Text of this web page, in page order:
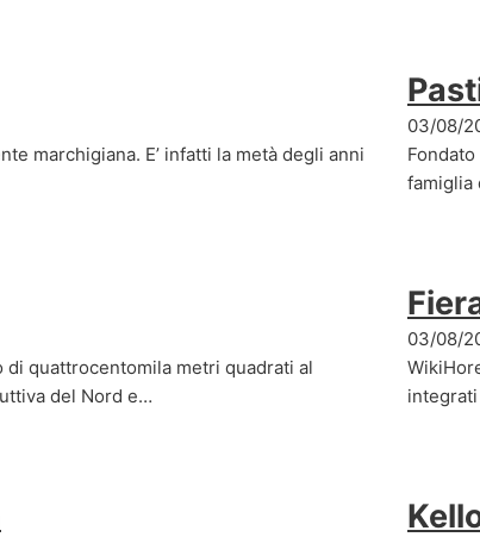
marchigiana. E’ infatti la metà degli anni
03/08/
famiglia
quattrocentomila metri quadrati al
del Nord e…
03/08/